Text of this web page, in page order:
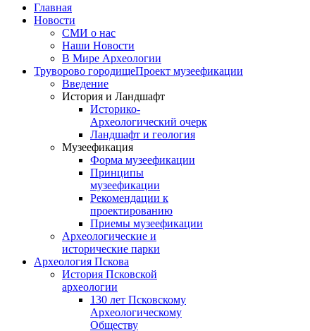
Главная
Новости
СМИ о нас
Наши Новости
В Мире Археологии
Труворово городищеПроект музеефикации
Введение
История и Ландшафт
Историко-
Археологический очерк
Ландшафт и геология
Музеефикация
Форма музеефикации
Принципы
музеефикации
Рекомендации к
проектированию
Приемы музеефикации
Археологические и
исторические парки
Археология Пскова
История Псковской
археологии
130 лет Псковскому
Археологическому
Обществу